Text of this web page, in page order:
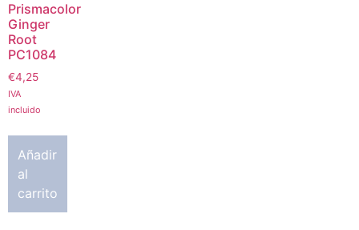
Prismacolor
Ginger
Root
PC1084
€4,25
IVA
incluido
Añadir
al
carrito